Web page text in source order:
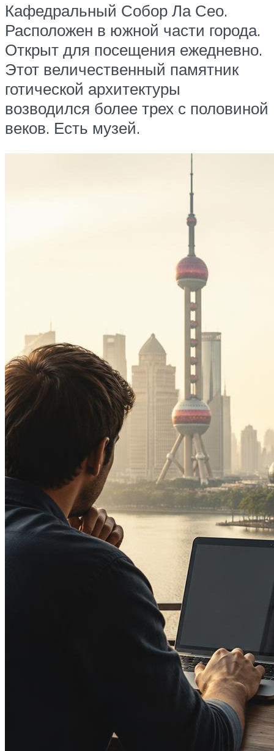
Кафедральный Собор Ла Сео.
Расположен в южной части города.
Открыт для посещения ежедневно.
Этот величественный памятник
готической архитектуры
возводился более трех с половиной
веков. Есть музей.